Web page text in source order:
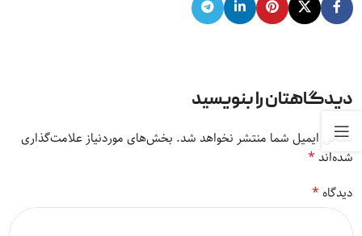
دیدگاهتان را بنویسید
نشانی ایمیل شما منتشر نخواهد شد. بخش‌های موردنیاز علامت‌گذاری
شده‌اند*
دیدگاه*